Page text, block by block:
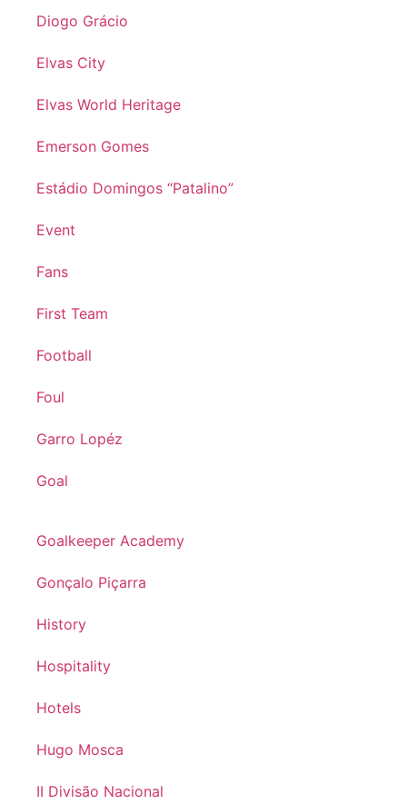
Diogo Grácio
Elvas City
Elvas World Heritage
Emerson Gomes
Estádio Domingos “Patalino”
Event
Fans
First Team
Football
Foul
Garro Lopéz
Goal
Goalkeeper Academy
Gonçalo Piçarra
History
Hospitality
Hotels
Hugo Mosca
II Divisão Nacional